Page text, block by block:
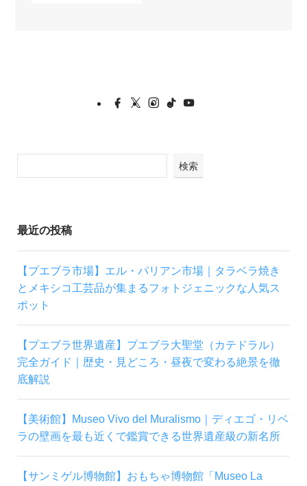
検索
最近の投稿
【プエブラ市場】エル・パリアン市場｜タラベラ焼き
とメキシコ工芸品が集まるフォトジェニックな人気ス
ポット
【プエブラ世界遺産】プエブラ大聖堂（カテドラル）
完全ガイド｜歴史・見どころ・昼夜で変わる絶景を徹
底解説
【美術館】Museo Vivo del Muralismo｜ディエゴ・リベ
ラの壁画を最も近くで鑑賞できる世界遺産級の新名所
【サンミゲル博物館】おもちゃ博物館「Museo La